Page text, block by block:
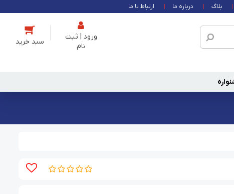
بلاگ درباره ما ارتباط با ما
ورود | ثبت
نام